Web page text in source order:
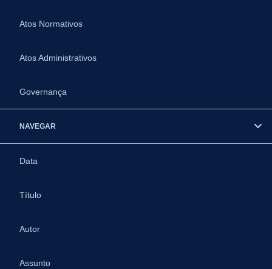
Atos Normativos
Atos Administrativos
Governança
NAVEGAR
Data
Título
Autor
Assunto